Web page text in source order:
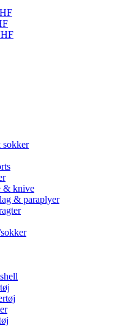
sokker
& knive
& paraplyer